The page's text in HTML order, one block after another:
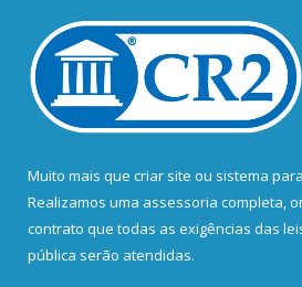
Muito mais que criar site ou sistema
Realizamos uma assessoria completa,
contrato que todas as exigências das
pública serão atendidas.